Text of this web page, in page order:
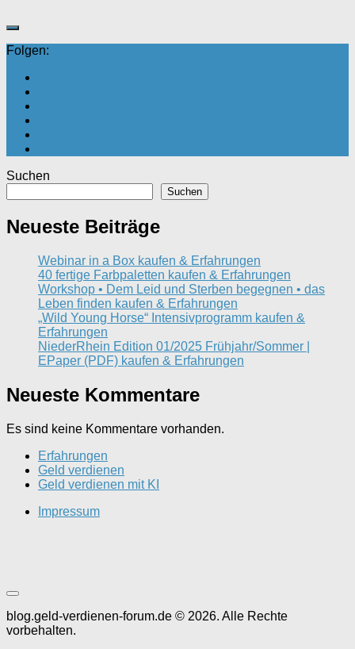
Folgen:
Suchen
Suchen
Neueste Beiträge
Webinar in a Box kaufen & Erfahrungen
40 fertige Farbpaletten kaufen & Erfahrungen
Workshop • Dem Leid und Sterben begegnen • das
Leben finden kaufen & Erfahrungen
„Wild Young Horse“ Intensivprogramm kaufen &
Erfahrungen
NiederRhein Edition 01/2025 Frühjahr/Sommer |
EPaper (PDF) kaufen & Erfahrungen
Neueste Kommentare
Es sind keine Kommentare vorhanden.
Erfahrungen
Geld verdienen
Geld verdienen mit KI
Impressum
blog.geld-verdienen-forum.de © 2026. Alle Rechte
vorbehalten.